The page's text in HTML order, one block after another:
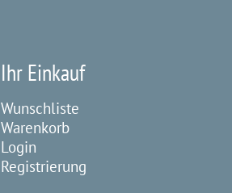
Ihr Einkauf
Wunschliste
Warenkorb
Login
Registrierung